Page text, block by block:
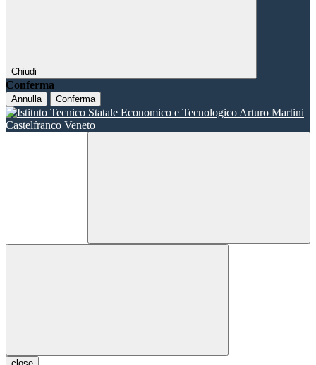
Chiudi
Conferma
Annulla Conferma